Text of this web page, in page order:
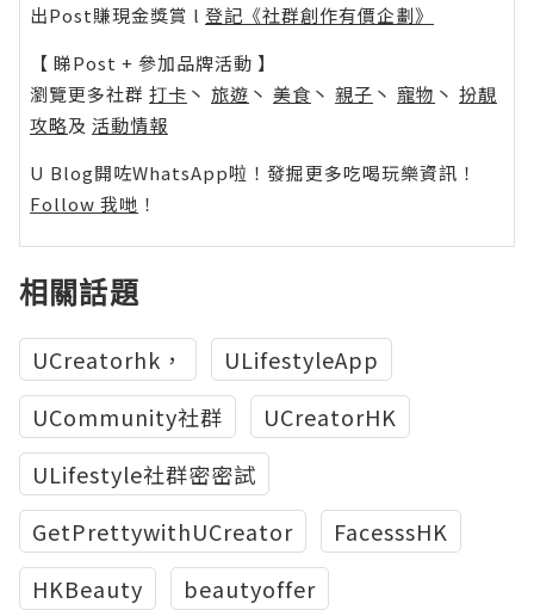
出Post賺現金獎賞 l 登記《社群創作有價企劃》
【 睇Post + 參加品牌活動 】
瀏覽更多社群 打卡 丶 旅遊 丶 美食 丶 親子 丶 寵物 丶 扮靚
攻略及 活動情報
U Blog開咗WhatsApp啦！發掘更多吃喝玩樂資訊！
Follow 我哋 ！
相關話題
UCreatorhk，
ULifestyleApp
UCommunity社群
UCreatorHK
ULifestyle社群密密試
GetPrettywithUCreator
FacesssHK
HKBeauty
beautyoffer